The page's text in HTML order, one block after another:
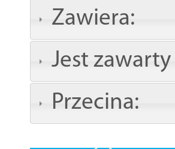
Zawiera:
Jest
Przecina: